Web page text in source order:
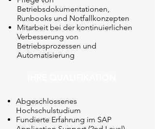
Betriebsdokumentationen,
Runbooks und Notfallkonzepten
Mitarbeit bei der kontinuierlichen
Verbesserung von
Betriebsprozessen und
Automatisierung
Abgeschlossenes
Hochschulstudium
Fundierte Erfahrung im SAP